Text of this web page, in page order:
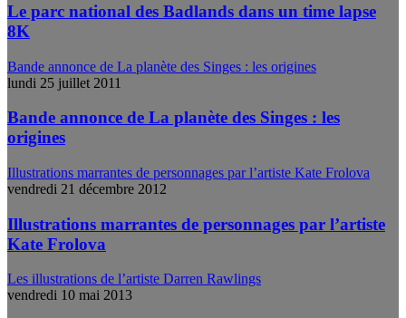
Le parc national des Badlands dans un time lapse
8K
Bande annonce de La planète des Singes : les origines
lundi 25 juillet 2011
Bande annonce de La planète des Singes : les
origines
Illustrations marrantes de personnages par l’artiste Kate Frolova
vendredi 21 décembre 2012
Illustrations marrantes de personnages par l’artiste
Kate Frolova
Les illustrations de l’artiste Darren Rawlings
vendredi 10 mai 2013